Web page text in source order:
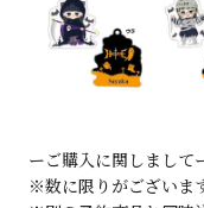
ーご購入に関しまして
※数に限りがございます